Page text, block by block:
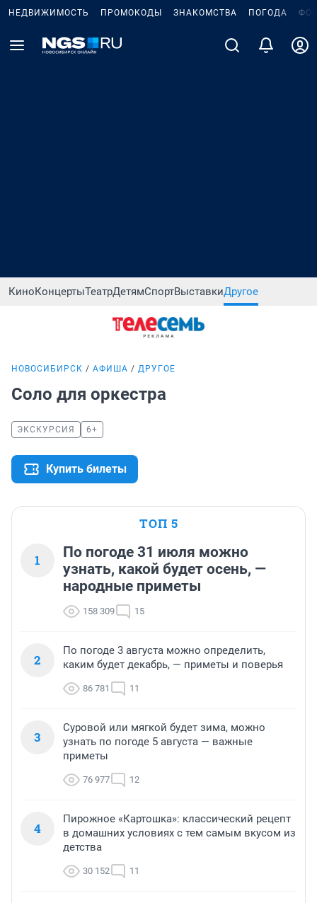
НЕДВИЖИМОСТЬ ПРОМОКОДЫ ЗНАКОМСТВА ПОГОДА
КиноКонцертыТеатрДетямСпортВыставкиДругое
НОВОСИБИРСК АФИША ДРУГОЕ
Соло для оркестра
ЭКСКУРСИЯ 6+
Купить билеты
ТОП 5
1
По погоде 31 июля можно
узнать, какой будет осень, —
народные приметы
158 309 15
2
По погоде 3 августа можно определить,
каким будет декабрь, — приметы и поверья
86 781 11
3
Суровой или мягкой будет зима, можно
узнать по погоде 5 августа — важные
приметы
76 977 12
4
Пирожное «Картошка»: классический рецепт
в домашних условиях с тем самым вкусом из
детства
30 152 11